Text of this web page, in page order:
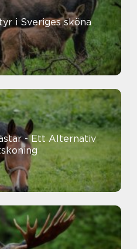
i Sveriges sköna
- Ett Alternativ